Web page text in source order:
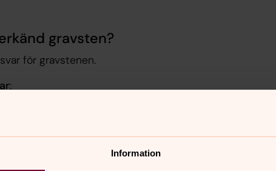
Information
gravsten?
för gravstenen.
:
plats att vistas på (2 kap 12 §).
utifrån gravplatsens placering på
vissa kriterier, bland annat
enligt CGK's riktlinjer samt att